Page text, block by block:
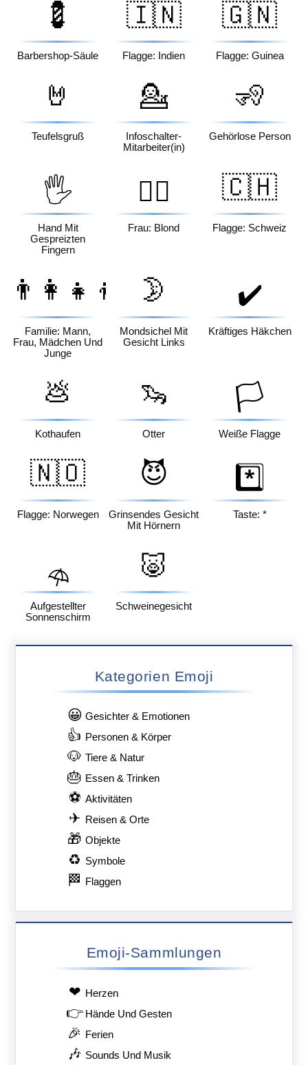
💈
Barbershop-Säule
🇮🇳
Flagge: Indien
🇬🇳
Flagge: Guinea
🤘
Teufelsgruß
💁
Infoschalter-
Mitarbeiter(in)
🧏
Gehörlose Person
🖐️
Hand Mit
Gespreizten
Fingern
👱‍♀️
Frau: Blond
🇨🇭
Flagge: Schweiz
👨‍👩‍👧‍👦
Familie: Mann,
Frau, Mädchen Und
Junge
🌛
Mondsichel Mit
Gesicht Links
✔️
Kräftiges Häkchen
💩
Kothaufen
🦦
Otter
🏳️
Weiße Flagge
🇳🇴
Flagge: Norwegen
😈
Grinsendes Gesicht
Mit Hörnern
*️⃣
Taste: *
⛱️
Aufgestellter
Sonnenschirm
🐷
Schweinegesicht
Kategorien Emoji
😀 Gesichter & Emotionen
👍 Personen & Körper
🐶 Tiere & Natur
🎂 Essen & Trinken
⚽ Aktivitäten
✈ Reisen & Orte
🎁 Objekte
♻ Symbole
🏁 Flaggen
Emoji-Sammlungen
❤ Herzen
👉 Hände Und Gesten
🎉 Ferien
🎶 Sounds Und Musik